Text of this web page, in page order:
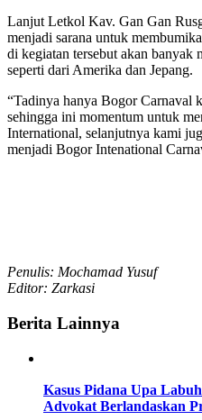
Lanjut Letkol Kav. Gan Gan
menjadi sarana untuk
di kegiatan tersebut akan banyak
seperti dari Amerika dan Jepang.
“Tadinya hanya Bogor Carnaval
sehingga ini momentum untuk
International, selanjutnya kami
menjadi Bogor Intenational
Penulis: Mochamad Yusuf
Editor: Zarkasi
Berita Lainnya
Kasus Pidana Upa
Advokat Berlandaskan